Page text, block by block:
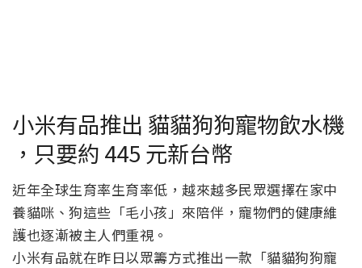
小米有品推出 貓貓狗狗寵物飲水機
，只要約 445 元新台幣
近年全球生育率生育率低，越來越多民眾選擇在家中
養貓咪、狗這些「毛小孩」來陪伴，寵物們的健康維
護也逐漸被主人們重視。
小米有品就在昨日以眾籌方式推出一款「貓貓狗狗寵